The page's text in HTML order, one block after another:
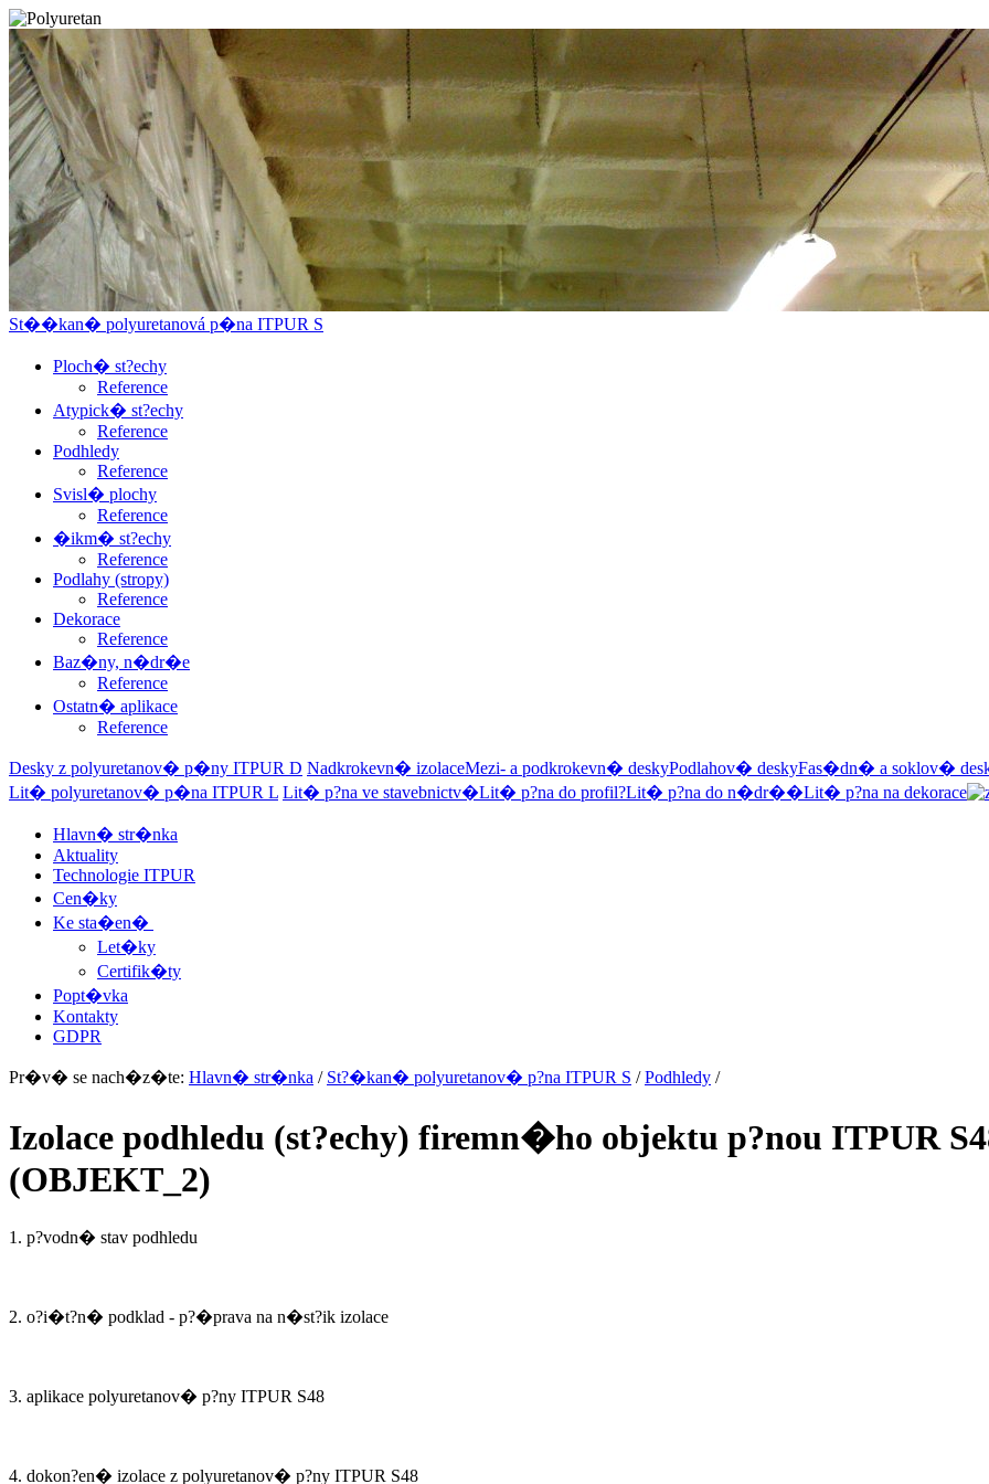
St��kan� polyuretanová p�na ITPUR S
Ploch� st?echy
Reference
Atypick� st?echy
Reference
Podhledy
Reference
Svisl� plochy
Reference
�ikm� st?echy
Reference
Podlahy (stropy)
Reference
Dekorace
Reference
Baz�ny, n�dr�e
Reference
Ostatn� aplikace
Reference
Desky z polyuretanov� p�ny ITPUR D Nadkrokevn� izolaceMezi- a podkrokevn� deskyPodlahov� deskyFas�dn� a soklov�
Lit� polyuretanov� p�na ITPUR L Lit� p?na ve stavebnictv�Lit� p?na do profil?Lit� p?na do n�dr��Lit� p?na na dekorace
Hlavn� str�nka
Aktuality
Technologie ITPUR
Cen�ky
Ke sta�en�
Let�ky
Certifik�ty
Popt�vka
Kontakty
GDPR
Pr�v� se nach�z�te: Hlavn� str�nka / St?�kan� polyuretanov� p?na ITPUR S /Podhledy /
Izolace podhledu (st?echy) firemn�ho objektu p?nou ITPUR
(OBJEKT_2)
1. p?vodn� stav podhledu
2. o?i�t?n� podklad - p?�prava na n�st?ik izolace
3. aplikace polyuretanov� p?ny ITPUR S48
4. dokon?en� izolace z polyuretanov� p?ny ITPUR S48